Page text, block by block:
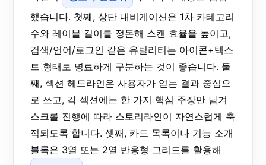
했습니다. 첫째, 상단 내비게이션은 1차 카테고리
수와 레이블 길이를 정돈해 스캔 효율을 높이고,
검색/언어/로그인 같은 유틸리티는 아이콘+텍스
트 형태로 명료하게 구분하는 것이 좋습니다. 둘
째, 섹션 헤드라인은 사용자가 얻는 결과 중심으
로 쓰고, 각 섹션에는 한 가지 핵심 주장만 남겨
스크롤 진행에 따라 스토리라인이 자연스럽게 축
적되도록 합니다. 셋째, 카드 목록이나 기능 소개
블록은 3열 또는 2열 반응형 그리드를 활용해